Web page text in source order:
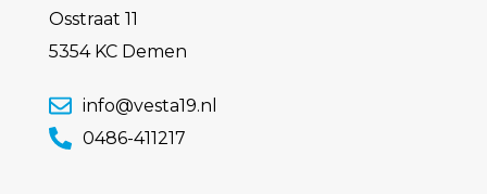
Osstraat 11
5354 KC Demen
info@vesta19.nl
0486-411217